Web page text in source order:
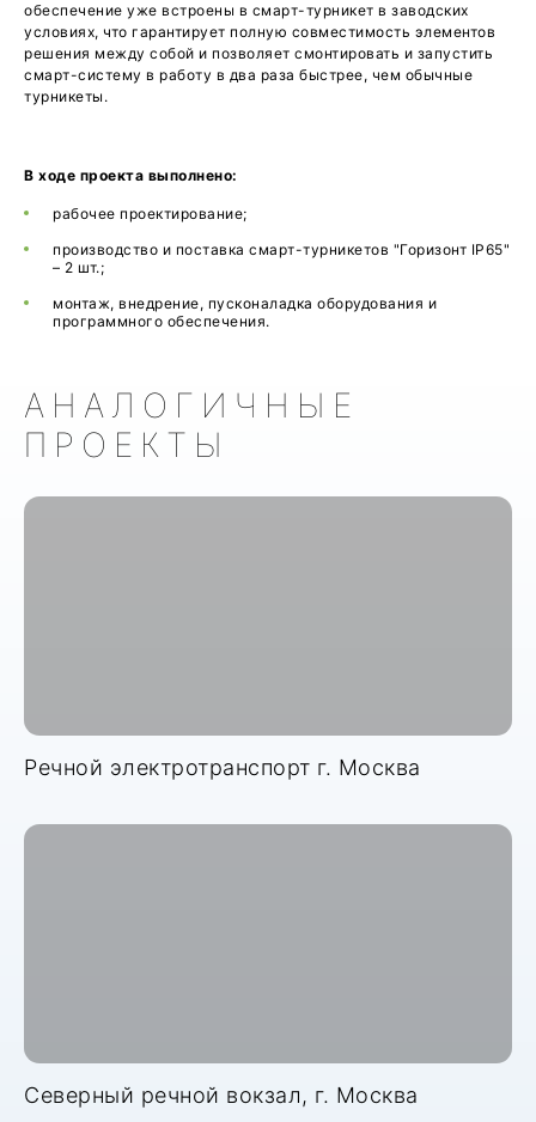
обеспечение уже встроены в смарт-турникет в заводских
условиях, что гарантирует полную совместимость элементов
решения между собой и позволяет смонтировать и запустить
смарт-систему в работу в два раза быстрее, чем обычные
турникеты.
В ходе проекта выполнено:
рабочее проектирование;
производство и поставка смарт-турникетов "Горизонт IP65"
– 2 шт.;
монтаж, внедрение, пусконаладка оборудования и
программного обеспечения.
АНАЛОГИЧНЫЕ
ПРОЕКТЫ
Речной электротранспорт г. Москва
Северный речной вокзал, г. Москва